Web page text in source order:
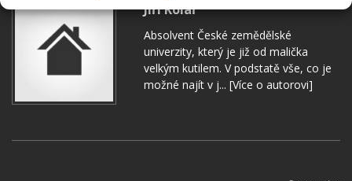
Jiří Kolář
Absolvent České zemědělské
univerzity, který je již od malička
velkým kutilem. V podstatě vše, co je
možné najít v j... [Více o autorovi]